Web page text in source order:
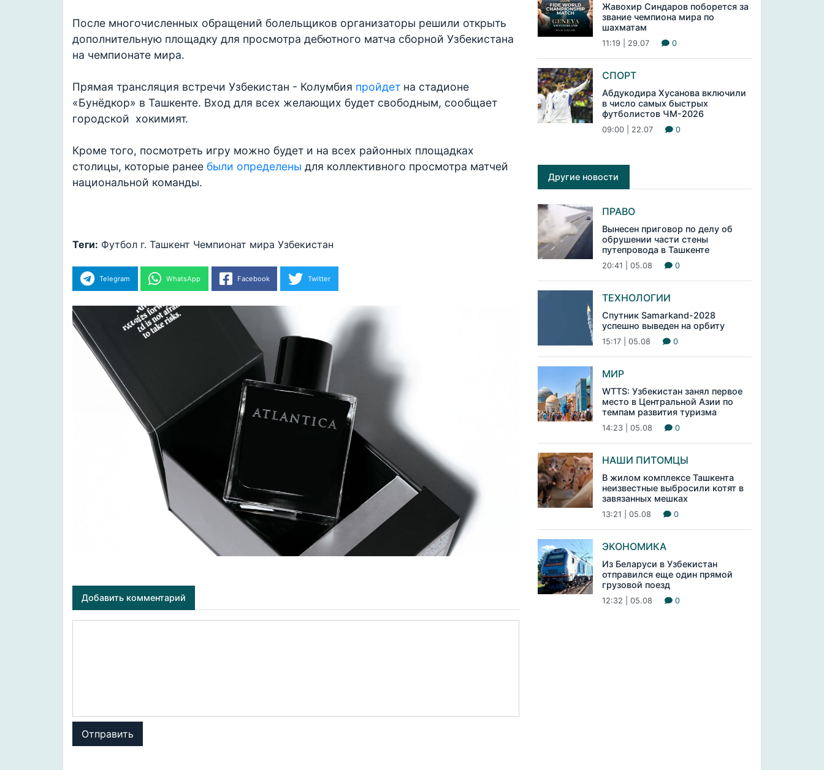
После многочисленных обращений болельщиков организаторы решили открыть
дополнительную площадку для просмотра дебютного матча сборной Узбекистана
на чемпионате мира.
Прямая трансляция встречи Узбекистан - Колумбия пройдет на стадионе
«Бунёдкор» в Ташкенте. Вход для всех желающих будет свободным, сообщает
городской хокимият.
Кроме того, посмотреть игру можно будет и на всех районных площадках
столицы, которые ранее были определены для коллективного просмотра матчей
национальной команды.
Теги: Футбол г. Ташкент Чемпионат мира Узбекистан
Telegram WhatsApp Facebook Twitter
Добавить комментарий
Отправить
Жавохир Синдаров поборется за
звание чемпиона мира по
шахматам
11:19 | 29.07 0
СПОРТ
Абдукодира Хусанова включили
в число самых быстрых
футболистов ЧМ-2026
09:00 | 22.07 0
Другие новости
ПРАВО
Вынесен приговор по делу об
обрушении части стены
путепровода в Ташкенте
20:41 | 05.08 0
ТЕХНОЛОГИИ
Спутник Samarkand-2028
успешно выведен на орбиту
15:17 | 05.08 0
МИР
WTTS: Узбекистан занял первое
место в Центральной Азии по
темпам развития туризма
14:23 | 05.08 0
НАШИ ПИТОМЦЫ
В жилом комплексе Ташкента
неизвестные выбросили котят в
завязанных мешках
13:21 | 05.08 0
ЭКОНОМИКА
Из Беларуси в Узбекистан
отправился еще один прямой
грузовой поезд
12:32 | 05.08 0